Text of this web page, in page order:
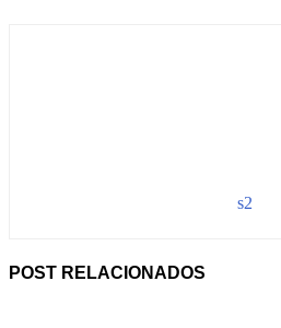
s2
POST RELACIONADOS